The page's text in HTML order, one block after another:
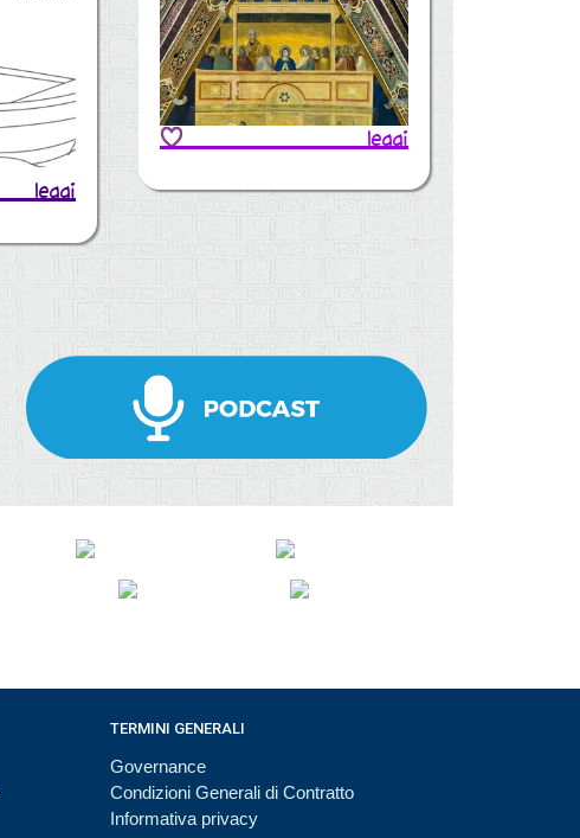
leggi
leggi
TERMINI GENERALI
Governance
Condizioni Generali di Contratto
Informativa privacy